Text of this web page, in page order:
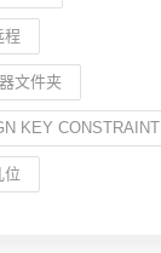
程
文件夹
KEY CONSTRAINT
位